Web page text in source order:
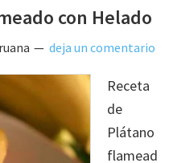
con Helado
deja un comentario
Receta
de
Plátano
flamead